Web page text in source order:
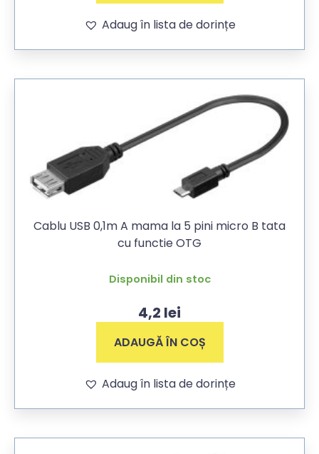
Adaug în lista de dorințe
Cablu USB 0,1m A mama la 5 pini micro B tata
cu functie OTG
Disponibil din stoc
4,2 lei
ADAUGĂ ÎN COȘ
Adaug în lista de dorințe